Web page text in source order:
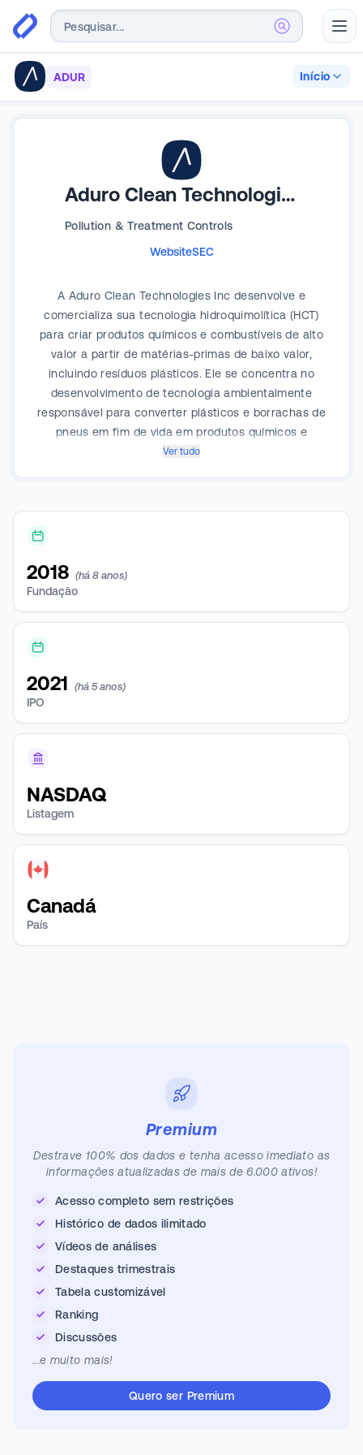
ADUR Início
Aduro Clean Technologies
Pollution & Treatment Controls
WebsiteSEC
A Aduro Clean Technologies Inc desenvolve e
comercializa sua tecnologia hidroquimolítica (HCT)
para criar produtos químicos e combustíveis de alto
valor a partir de matérias-primas de baixo valor,
incluindo resíduos plásticos. Ele se concentra no
desenvolvimento de tecnologia ambientalmente
responsável para converter plásticos e borrachas de
pneus em fim de vida em produtos químicos e
combustíveis que substituem o petróleo, na
Ver tudo
2018 (há 8 anos)
Fundação
2021 (há 5 anos)
IPO
NASDAQ
Listagem
Canadá
País
Premium
Destrave 100% dos dados e tenha acesso imediato as
informações atualizadas de mais de 6.000 ativos!
Acesso completo sem restrições
Histórico de dados ilimitado
Vídeos de análises
Destaques trimestrais
Tabela customizável
Ranking
Discussões
...e muito mais!
Quero ser Premium